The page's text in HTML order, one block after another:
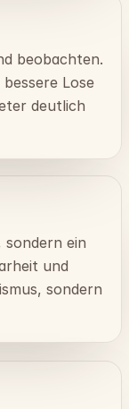
beobachten.
Lose
deutlich
sondern ein
und
sondern